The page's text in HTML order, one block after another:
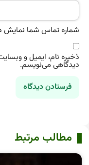
شماره تماس شما نمایش
ذخیره نام، ایمیل و
دیدگاهی می‌نویسم.
مطالب مرتبط